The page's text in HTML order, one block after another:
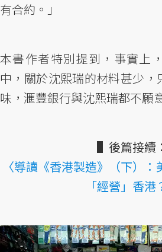
有合約。」
本書作者特別提到，事實上
中，關於沈熙瑞的材料甚少，
味，滙豐銀行與沈熙瑞都不願
▌後篇接續：
〈導讀《香港製造》（下）
「經營」香港